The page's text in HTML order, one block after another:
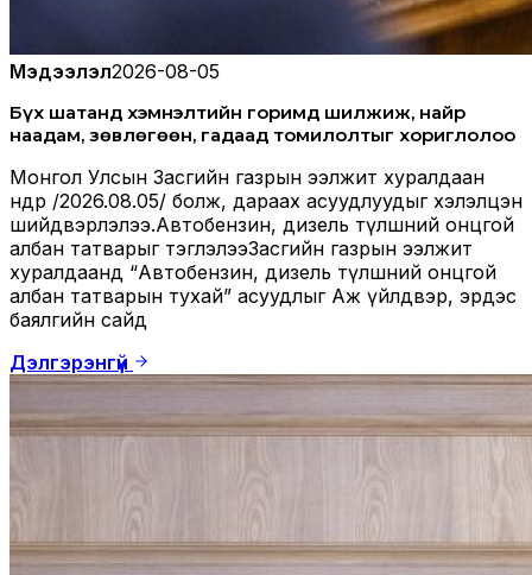
Мэдээлэл2026-08-05
Бүх шатанд хэмнэлтийн горимд шилжиж, найр
наадам, зөвлөгөөн, гадаад томилолтыг хориглолоо
Монгол Улсын Засгийн газрын ээлжит хуралдаан
өнөөдөр /2026.08.05/ болж, дараах асуудлуудыг хэлэлцэн
шийдвэрлэлээ.Автобензин, дизель түлшний онцгой
албан татварыг тэглэлээЗасгийн газрын ээлжит
хуралдаанд “Автобензин, дизель түлшний онцгой
албан татварын тухай” асуудлыг Аж үйлдвэр, эрдэс
баялгийн сайд
Дэлгэрэнгүй